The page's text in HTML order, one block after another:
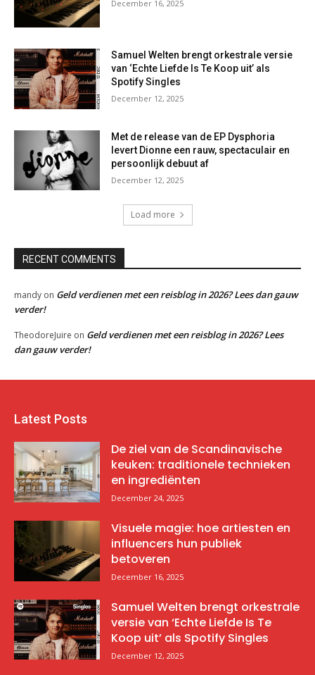
December 16, 2025
Samuel Welten brengt orkestrale versie
van ‘Echte Liefde Is Te Koop uit’ als
Spotify Singles
December 12, 2025
Met de release van de EP Dysphoria
levert Dionne een rauw, spectaculair en
persoonlijk debuut af
December 12, 2025
Load more
RECENT COMMENTS
mandy on Geld verdienen met een reisblog in 2026? Lees dan gauw
verder!
TheodoreJuire on Geld verdienen met een reisblog in 2026? Lees
dan gauw verder!
Latest Posts
De ziel van de Scandinavische
keuken: traditionele technieken
en ingrediënten
December 24, 2025
Visuele magie: hoe artiesten en
influencers hun publiek
betoveren
December 16, 2025
Samuel Welten brengt orkestrale
versie van ‘Echte Liefde Is Te
Koop uit’ als Spotify Singles
December 12, 2025